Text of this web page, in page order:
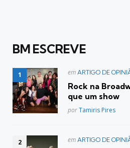
BM ESCREVE
Postado
em ARTIGO DE
Rock na
que um show
Posted
porTamiris Pires
Postado
em ARTIGO DE